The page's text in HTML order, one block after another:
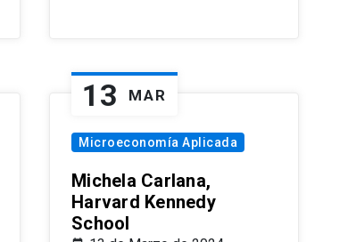
13 MAR
Microeconomía Aplicada
Michela Carlana,
Harvard Kennedy
School